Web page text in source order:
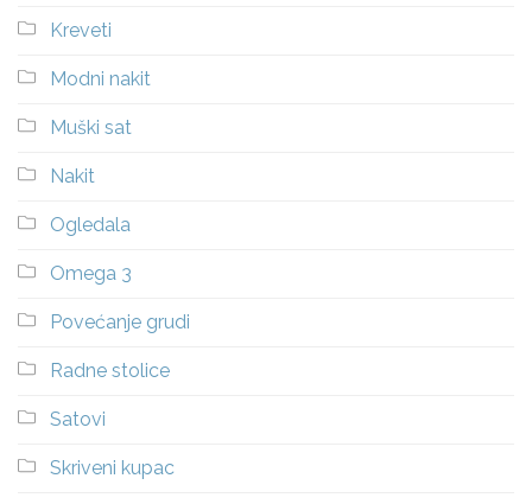
Kreveti
Modni nakit
Muški sat
Nakit
Ogledala
Omega 3
Povećanje grudi
Radne stolice
Satovi
Skriveni kupac